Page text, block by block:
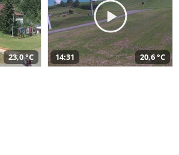
23,0 °C 14:31 20,6 °C